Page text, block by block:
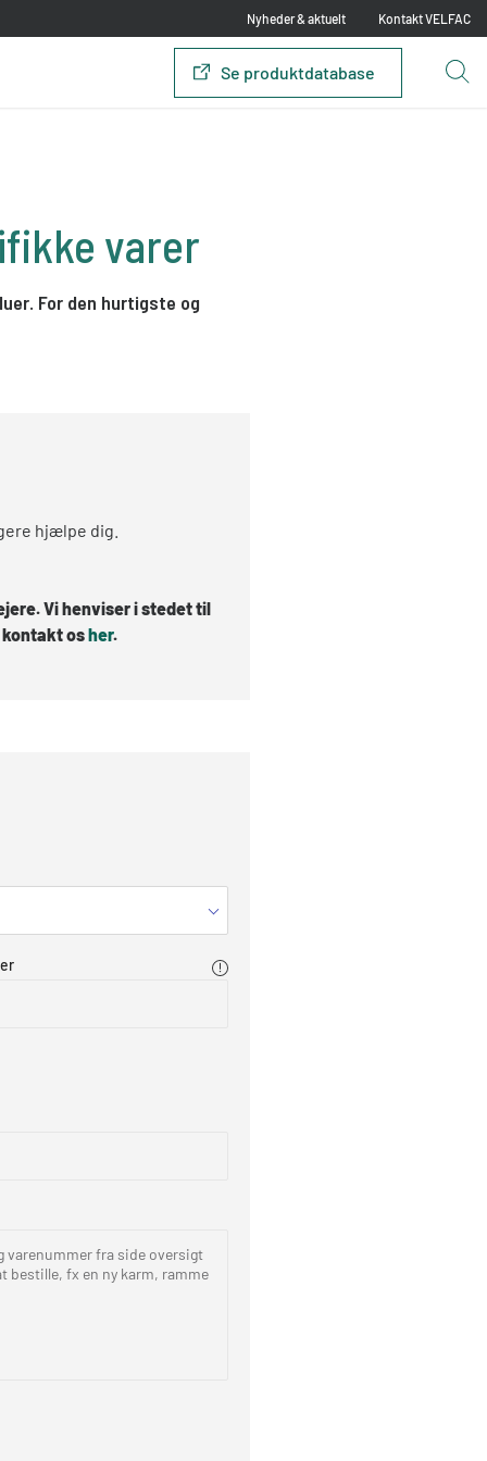
Nyheder & aktuelt Kontakt VELFAC
Se produktdatabase
varer
For den hurtigste og
hjælpe dig.
Vi henviser i stedet til
osher.
varenummer fra side oversigt
bestille, fx en ny karm, ramme